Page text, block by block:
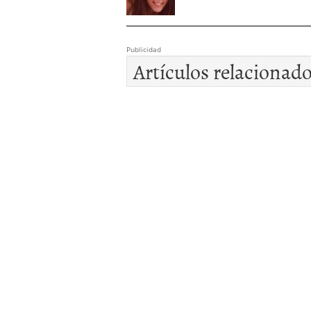
Publicidad
Artículos